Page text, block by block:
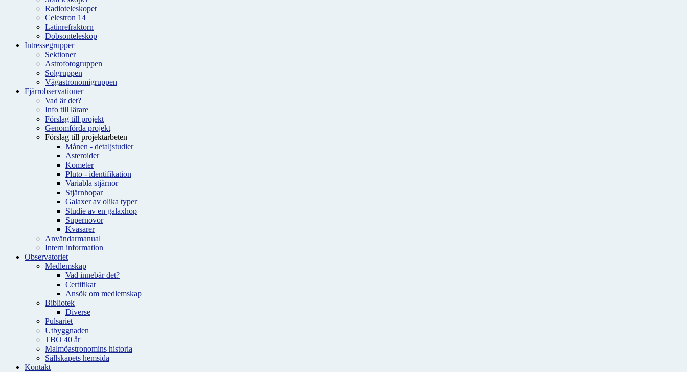
Radioteleskopet
Celestron 14
Latinrefraktorn
Dobsonteleskop
Intressegrupper
Sektioner
Astrofotogruppen
Solgruppen
Vägastronomigruppen
Fjärrobservationer
Vad är det?
Info till lärare
Förslag till projekt
Genomförda projekt
Förslag till projektarbeten
Månen - detaljstudier
Asteroider
Kometer
Pluto - identifikation
Variabla stjärnor
Stjärnhopar
Galaxer av olika typer
Studie av en galaxhop
Supernovor
Kvasarer
Användarmanual
Intern information
Observatoriet
Medlemskap
Vad innebär det?
Certifikat
Ansök om medlemskap
Bibliotek
Diverse
Pulsariet
Utbyggnaden
TBO 40 år
Malmöastronomins historia
Sällskapets hemsida
Kontakt